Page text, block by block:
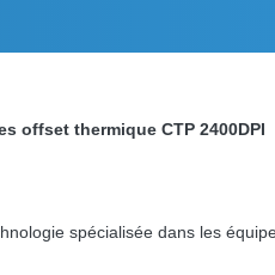
offset thermique CTP 2400DPI
spécialisée dans les